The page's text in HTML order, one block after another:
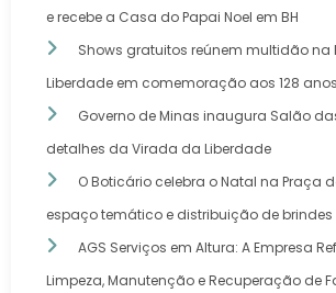
e recebe a Casa do Papai Noel em BH
Shows gratuitos reúnem multidão na
Liberdade em comemoração aos 128
Governo de Minas inaugura Salão
detalhes da Virada da Liberdade
O Boticário celebra o Natal na Praça
espaço temático e distribuição de brindes
AGS Serviços em Altura: A Empresa
Limpeza, Manutenção e Recuperação de